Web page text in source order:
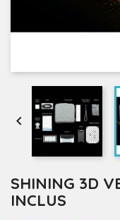

SHINING 3D
INCLUS